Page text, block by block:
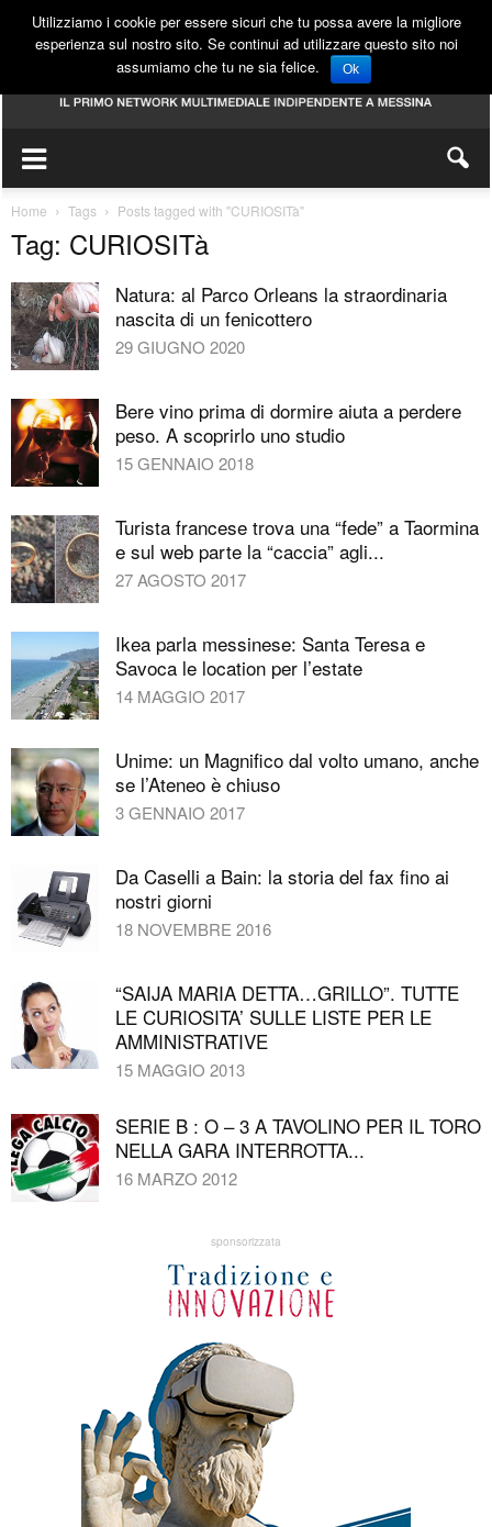
Home Tags Posts tagged with "CURIOSITà"
Tag: CURIOSITà
Natura: al Parco Orleans la straordinaria
nascita di un fenicottero
29 GIUGNO 2020
Bere vino prima di dormire aiuta a perdere
peso. A scoprirlo uno studio
15 GENNAIO 2018
Turista francese trova una “fede” a Taormina
e sul web parte la “caccia” agli...
27 AGOSTO 2017
Ikea parla messinese: Santa Teresa e
Savoca le location per l’estate
14 MAGGIO 2017
Unime: un Magnifico dal volto umano, anche
se l’Ateneo è chiuso
3 GENNAIO 2017
Da Caselli a Bain: la storia del fax fino ai
nostri giorni
18 NOVEMBRE 2016
“SAIJA MARIA DETTA…GRILLO”. TUTTE
LE CURIOSITA’ SULLE LISTE PER LE
AMMINISTRATIVE
15 MAGGIO 2013
SERIE B : O – 3 A TAVOLINO PER IL TORO
NELLA GARA INTERROTTA...
16 MARZO 2012
sponsorizzata
Utilizziamo i cookie per essere sicuri che tu possa avere la migliore
esperienza sul nostro sito. Se continui ad utilizzare questo sito noi
assumiamo che tu ne sia felice.
Ok